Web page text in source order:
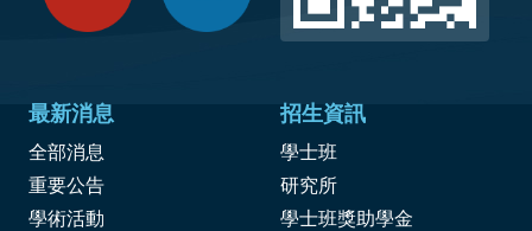
最新消息
全部消息
重要公告
學術活動
招生資訊
學士班
研究所
學士班獎助學金